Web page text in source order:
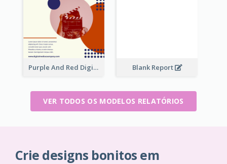
Purple And Red Digital Media Annual Report Blank Report
VER TODOS OS MODELOS RELATÓRIOS
Crie designs bonitos em